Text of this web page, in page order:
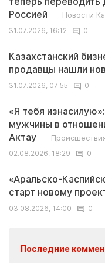
Россией
Новости
31.07.2026, 16:12
0
Казахстанский
продавцы нашли
31.07.2026, 07:55
0
«Я тебя
мужчины в
Актау
02.08.2026, 18:29
0
«Аральско-
старт новому
03.08.2026, 14:00
0
Последние